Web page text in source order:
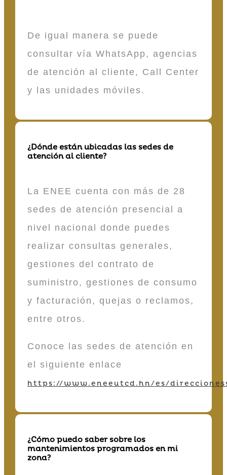
De igual manera se puede
consultar vía WhatsApp, agencias
de atención al cliente, Call Center
y las unidades móviles.
¿Dónde están ubicadas las sedes de
atención al cliente?
La ENEE cuenta con más de 28
sedes de atención presencial a
nivel nacional donde puedes
realizar consultas generales,
gestiones del contrato de
suministro, gestiones de consumo
y facturación, quejas o reclamos,
entre otros.
Conoce las sedes de atención en
el siguiente enlace
https://www.eneeutcd.hn/es/
¿Cómo puedo saber sobre los
mantenimientos programados en mi
zona?